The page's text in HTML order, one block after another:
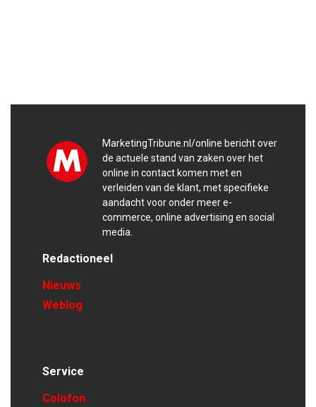
MarketingTribune.nl/online bericht over
de actuele stand van zaken over het
online in contact komen met en
verleiden van de klant, met specifieke
aandacht voor onder meer e-
commerce, online advertising en social
media.
Redactioneel
Nieuws
Weblog
Service
Colofon